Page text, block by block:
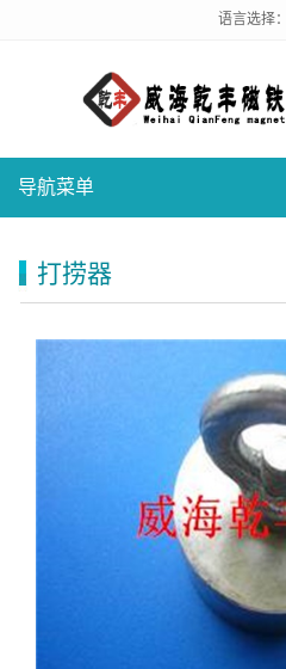
语言选择：
导航菜单
打捞器